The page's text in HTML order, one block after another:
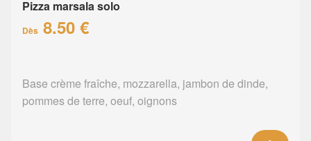
Pizza marsala solo
Dès 8.50 €
Base crème fraîche, mozzarella, jambon de dinde,
pommes de terre, oeuf, oignons